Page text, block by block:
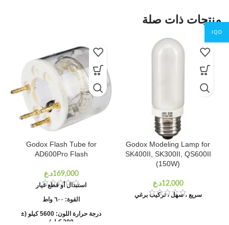
منتجات ذات صلة
Godox Modeling Lamp for
SK400II, SK300II, QS600II
(150W)
سريع ، سهل ، تركيب برغي
Godox Flash Tube for
AD600Pro Flash
استبدال أو قطع غيار
القوة: ٦٠٠ واط
درجة حرارة اللون: 5600 كيلو (±
200 كيلو)
IQD